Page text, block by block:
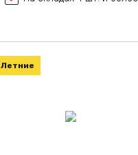
Летние